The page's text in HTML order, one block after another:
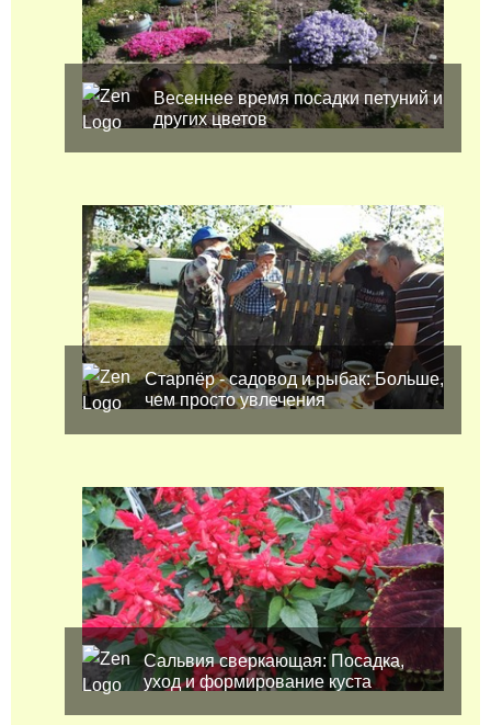
Весеннее время посадки петуний и
других цветов
Старпёр - садовод и рыбак: Больше,
чем просто увлечения
Сальвия сверкающая: Посадка,
уход и формирование куста